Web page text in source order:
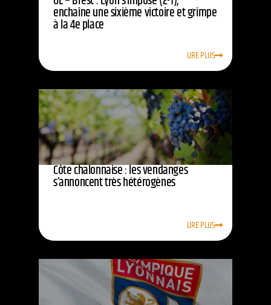
enchaîne une sixième victoire et grimpe
à la 4e place
LIRE PLUS
Côte chalonnaise : les vendanges
s’annoncent très hétérogènes
LIRE PLUS